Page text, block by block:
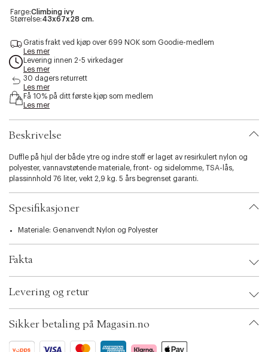
a
c
e
s
s
i
i
t
.
a
r
i
a
i
.
l
t
o
Farge:Climbing ivy
Størrelse:43x67x28 cm.
Gratis frakt ved kjøp over 699 NOK som Goodie-medlem
Les mer
Levering innen 2-5 virkedager
Les mer
30 dagers returrett
Les mer
Få 10% på ditt første kjøp som medlem
Les mer
Beskrivelse
Duffle på hjul der både ytre og indre stoff er laget av resirkulert nylon og
polyester, vannavstøtende materiale, front- og sidelomme, TSA-lås,
plassinnhold 76 liter, vekt 2,9 kg. 5 års begrenset garanti.
Spesifikasjoner
Materiale: Genanvendt Nylon og Polyester
Fakta
EAN: 5400520326423
Ax numbers: 06798021
ID: BKQY80-13DQ
Levering og retur
Sikker betaling på Magasin.no